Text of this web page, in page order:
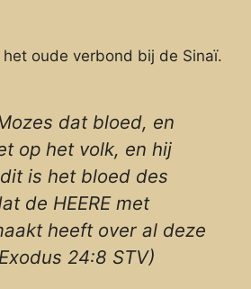
oude verbond bij de Sinaï.
dat bloed, en
op het volk, en hij
is het bloed des
de HEERE met
heeft over al deze
24:8 STV)